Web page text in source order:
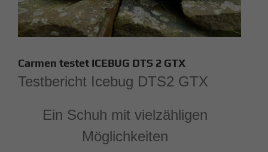
Carmen testet ICEBUG DTS 2 GTX
Testbericht Icebug DTS2 GTX
Ein Schuh mit vielzähligen
Möglichkeiten